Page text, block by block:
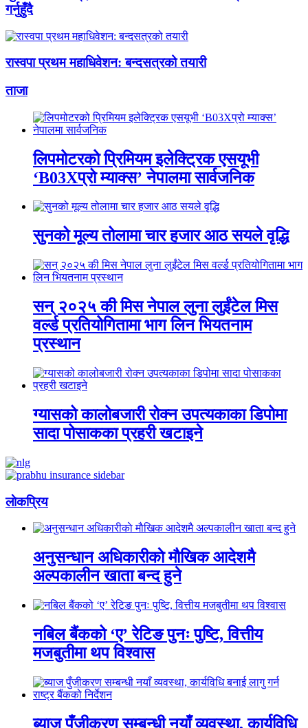
गर्नुहुँदै
रास्वपा प्रथम महाधिवेशन: बन्दसत्रको तयारी
ताजा
लिपमोटरको प्रिमियम इलेक्ट्रिक एसयूभी
‘B03Xप्रो म्याक्स’ नेपालमा सार्वजनिक
सुनको मूल्य तोलामा चार हजार आठ सयले वृद्धि
सन् २०२५ की मिस नेपाल लुना लुईंटेल मिस
वर्ल्ड प्रतियोगितामा भाग लिन भियतनाम
प्रस्थान
ग्यासको कालोबजारी रोक्न उपत्यकाका डिपोमा
सादा पोसाकका प्रहरी खटाइने
लाेकप्रिय
अनुसन्धान अधिकारीकाे माैखिक आदेशमै
अल्पकालीन खाता बन्द हुने
नबिल बैंकको ‘ए’ रेटिङ पुनः पुष्टि, वित्तीय
मजबुतीमा थप विश्वास
ब्याज पुँजीकरण सम्बन्धी नयाँ व्यवस्था, कार्यविधि